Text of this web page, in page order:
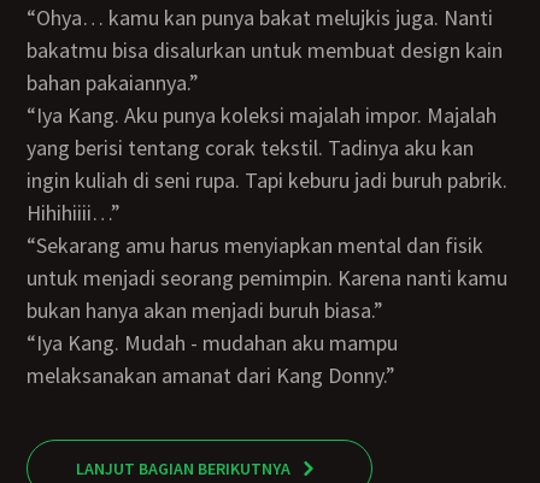
“Ohya… kamu kan punya bakat melujkis juga. Nanti
bakatmu bisa disalurkan untuk membuat design kain
bahan pakaiannya.”
“Iya Kang. Aku punya koleksi majalah impor. Majalah
yang berisi tentang corak tekstil. Tadinya aku kan
ingin kuliah di seni rupa. Tapi keburu jadi buruh pabrik.
Hihihiiii…”
“Sekarang amu harus menyiapkan mental dan fisik
untuk menjadi seorang pemimpin. Karena nanti kamu
bukan hanya akan menjadi buruh biasa.”
“Iya Kang. Mudah - mudahan aku mampu
melaksanakan amanat dari Kang Donny.”
LANJUT BAGIAN BERIKUTNYA